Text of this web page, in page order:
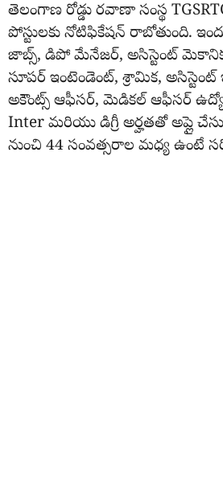
తెలంగాణ రోడ్డు రవాణా సంస్థ
పోస్టులకు నోటిఫికేషన్ రాబోతుంది.
జాబ్స్, డిపో మేనేజర్, అసిస్టెంట్
సూపర్ ఇంటెండెంట్, శ్రామిక, అసిస్టెంట్
అకౌంట్స్ ఆఫీసర్, మెడికల్ ఆఫీసర్
Inter మరియు డిగ్రీ అర్హతతో అప్లై
నుంచి 44 సంవత్సరాల మధ్య ఉంటే